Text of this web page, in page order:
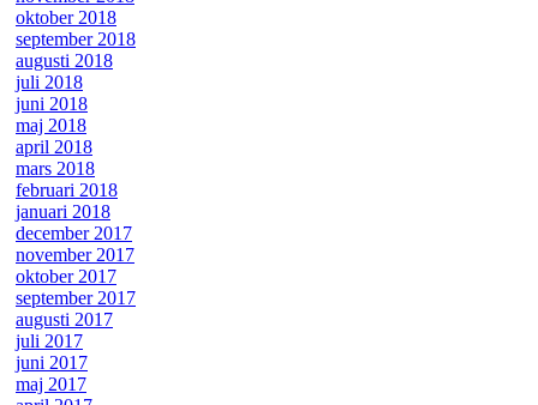
oktober 2018
september 2018
augusti 2018
juli 2018
juni 2018
maj 2018
april 2018
mars 2018
februari 2018
januari 2018
december 2017
november 2017
oktober 2017
september 2017
augusti 2017
juli 2017
juni 2017
maj 2017